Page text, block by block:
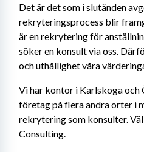
Det är det som i slutänden
rekryteringsprocess blir
är en rekrytering för
söker en konsult via oss.
och uthållighet våra
Vi har kontor i Karlskoga och
företag på flera andra orter i
rekrytering som konsulter.
Consulting.